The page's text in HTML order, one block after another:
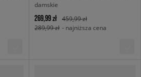
damskie
269,99 zł
459,99 zł
289,99 zł - najniższa cena